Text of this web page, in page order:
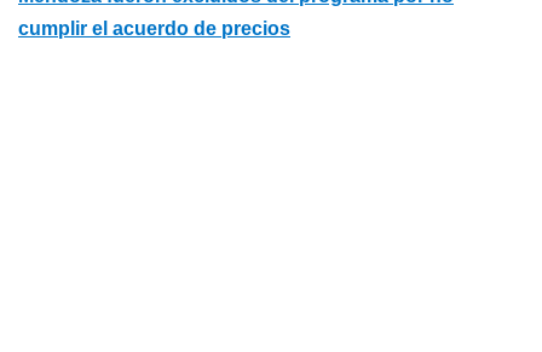
cumplir el acuerdo de precios